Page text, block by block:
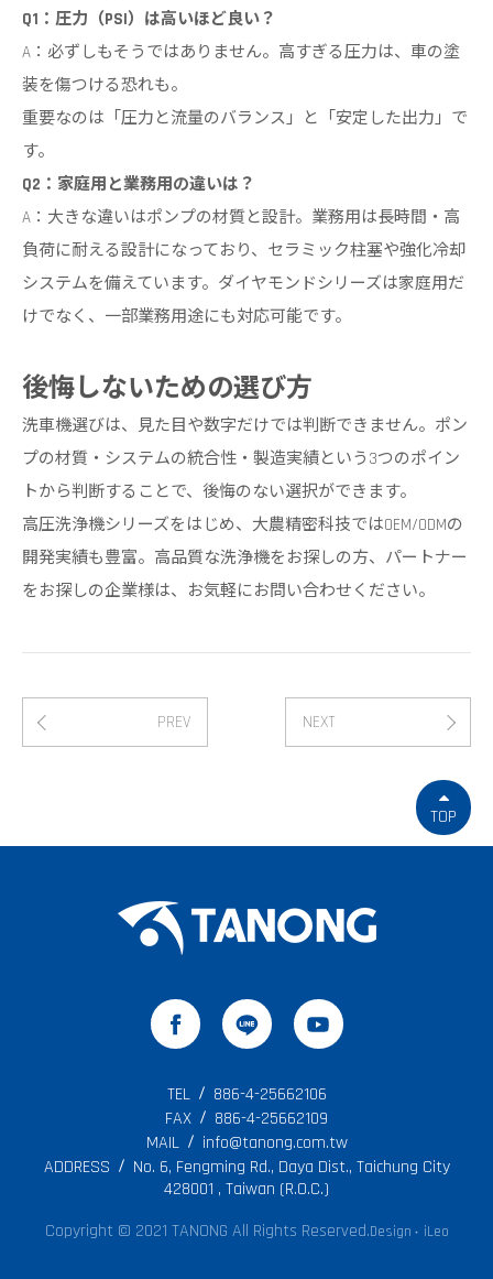
Q1：圧力（PSI）は高いほど良い？
A：必ずしもそうではありません。高すぎる圧力は、車の塗
装を傷つける恐れも。
重要なのは「圧力と流量のバランス」と「安定した出力」で
す。
Q2：家庭用と業務用の違いは？
A：大きな違いはポンプの材質と設計。業務用は長時間・高
負荷に耐える設計になっており、セラミック柱塞や強化冷却
システムを備えています。ダイヤモンドシリーズは家庭用だ
けでなく、一部業務用途にも対応可能です。
後悔しないための選び方
洗車機選びは、見た目や数字だけでは判断できません。ポン
プの材質・システムの統合性・製造実績という3つのポイン
トから判断することで、後悔のない選択ができます。
高圧洗浄機シリーズをはじめ、大農精密科技ではOEM/ODMの
開発実績も豊富。高品質な洗浄機をお探しの方、パートナー
をお探しの企業様は、お気軽にお問い合わせください。
PREV NEXT
TOP
TEL
886-4-25662106
FAX
886-4-25662109
MAIL
info@tanong.com.tw
ADDRESS
No. 6, Fengming Rd., Daya Dist., Taichung City
428001 , Taiwan (R.O.C.)
Copyright © 2021 TANONG All Rights Reserved.Design ‧ iLeo